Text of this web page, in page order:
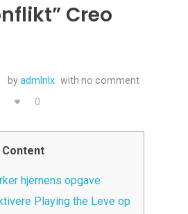
Creo
byadmlnlx with no comment
0
Content
hjernens opgave
Playing the Leve op